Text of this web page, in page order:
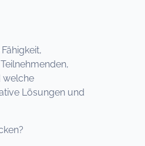
welche
Lösungen und